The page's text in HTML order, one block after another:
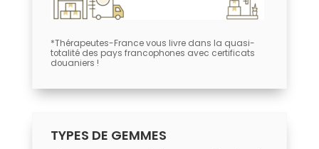
*Thérapeutes-France vous livre dans la quasi-
totalité des pays francophones avec certificats
douaniers !
TYPES DE GEMMES